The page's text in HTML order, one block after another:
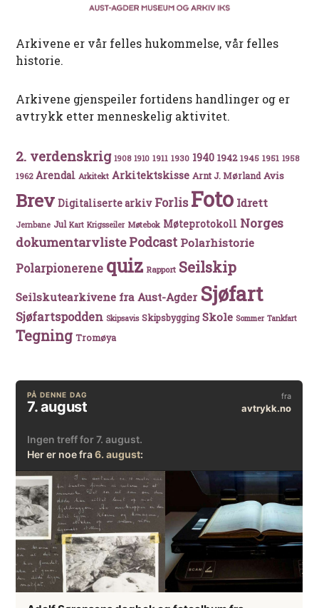
Arkivene er vår felles hukommelse, vår felles
historie.
Arkivene gjenspeiler fortidens handlinger og er
avtrykk etter menneskelig aktivitet.
2. verdenskrig 1908 1910 1911 1930 1940 1942 1945 1951 1958
1962 Arendal Arkitekt Arkitektskisse Arnt J. Mørland Avis
Brev Digitaliserte arkiv Forlis Foto Idrett
Jernbane Jul Kart Krigsseiler Møtebok Møteprotokoll Norges
dokumentarvlistePodcast Polarhistorie
Polarpionerene quiz Rapport Seilskip
Seilskutearkivene fra Aust-Agder Sjøfart
Sjøfartspodden Skipsavis Skipsbygging Skole Sommer Tankfart
Tegning Tromøya